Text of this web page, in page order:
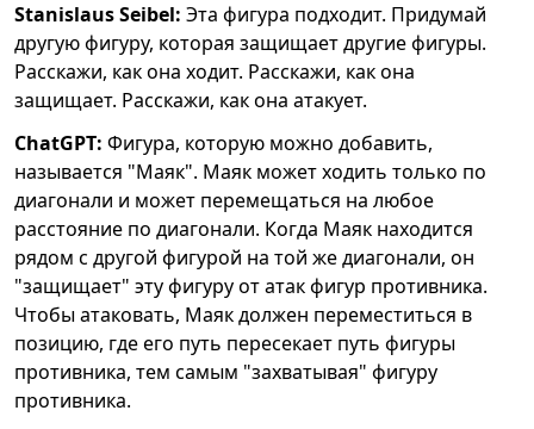
Stanislaus Seibel: Эта фигура подходит. Придумай
другую фигуру, которая защищает другие фигуры.
Расскажи, как она ходит. Расскажи, как она
защищает. Расскажи, как она атакует.
ChatGPT: Фигура, которую можно добавить,
называется "Маяк". Маяк может ходить только по
диагонали и может перемещаться на любое
расстояние по диагонали. Когда Маяк находится
рядом с другой фигурой на той же диагонали, он
"защищает" эту фигуру от атак фигур противника.
Чтобы атаковать, Маяк должен переместиться в
позицию, где его путь пересекает путь фигуры
противника, тем самым "захватывая" фигуру
противника.